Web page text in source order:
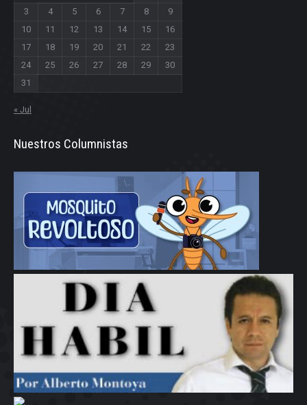
3
4 5 6 7 8
9
10
11 12 13 14 15
16
17
18 19 20 21 22
23
24
25 26 27 28 29
30
31
« Jul
Nuestros Columnistas